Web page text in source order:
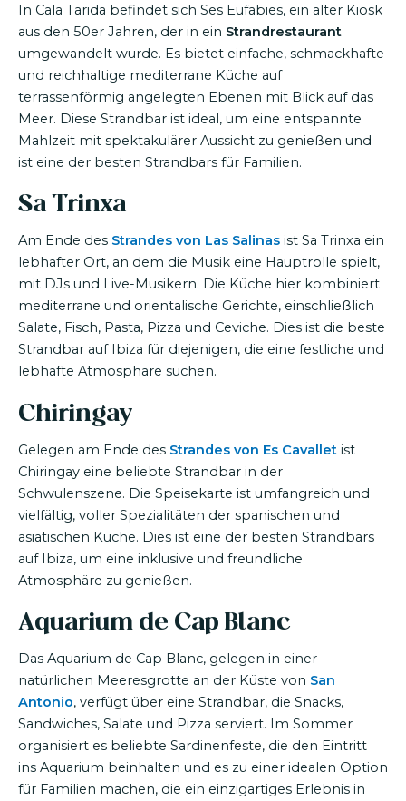
In Cala Tarida befindet sich Ses Eufabies, ein alter Kiosk
aus den 50er Jahren, der in ein Strandrestaurant
umgewandelt wurde. Es bietet einfache, schmackhafte
und reichhaltige mediterrane Küche auf
terrassenförmig angelegten Ebenen mit Blick auf das
Meer. Diese Strandbar ist ideal, um eine entspannte
Mahlzeit mit spektakulärer Aussicht zu genießen und
ist eine der besten Strandbars für Familien.
Sa Trinxa
Am Ende des Strandes von Las Salinas ist Sa Trinxa ein
lebhafter Ort, an dem die Musik eine Hauptrolle spielt,
mit DJs und Live-Musikern. Die Küche hier kombiniert
mediterrane und orientalische Gerichte, einschließlich
Salate, Fisch, Pasta, Pizza und Ceviche. Dies ist die beste
Strandbar auf Ibiza für diejenigen, die eine festliche und
lebhafte Atmosphäre suchen.
Chiringay
Gelegen am Ende des Strandes von Es Cavallet ist
Chiringay eine beliebte Strandbar in der
Schwulenszene. Die Speisekarte ist umfangreich und
vielfältig, voller Spezialitäten der spanischen und
asiatischen Küche. Dies ist eine der besten Strandbars
auf Ibiza, um eine inklusive und freundliche
Atmosphäre zu genießen.
Aquarium de Cap Blanc
Das Aquarium de Cap Blanc, gelegen in einer
natürlichen Meeresgrotte an der Küste von San
Antonio, verfügt über eine Strandbar, die Snacks,
Sandwiches, Salate und Pizza serviert. Im Sommer
organisiert es beliebte Sardinenfeste, die den Eintritt
ins Aquarium beinhalten und es zu einer idealen Option
für Familien machen, die ein einzigartiges Erlebnis in